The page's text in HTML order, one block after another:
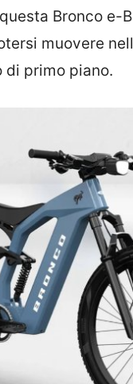
Bronco e-
muovere
primo piano.